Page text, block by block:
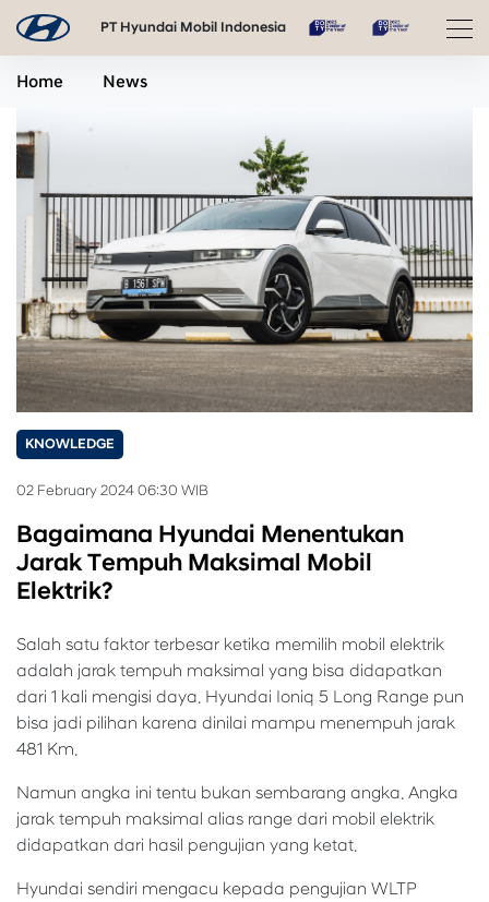
PT Hyundai Mobil Indonesia
Home News
KNOWLEDGE
02 February 2024 06:30 WIB
Bagaimana Hyundai Menentukan
Jarak Tempuh Maksimal Mobil
Elektrik?
Salah satu faktor terbesar ketika memilih mobil elektrik
adalah jarak tempuh maksimal yang bisa didapatkan
dari 1 kali mengisi daya. Hyundai Ioniq 5 Long Range pun
bisa jadi pilihan karena dinilai mampu menempuh jarak
481 Km.
Namun angka ini tentu bukan sembarang angka. Angka
jarak tempuh maksimal alias range dari mobil elektrik
didapatkan dari hasil pengujian yang ketat.
Hyundai sendiri mengacu kepada pengujian WLTP